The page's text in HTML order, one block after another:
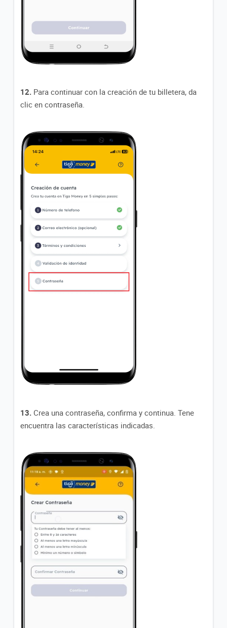
12. Para continuar con la creación de tu billetera, da
clic en contraseña.
13. Crea una contraseña, confirma y continua. Tene
encuentra las características indicadas.